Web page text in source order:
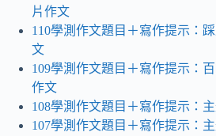
片作文
110學測作文題目＋寫作提示：
文
109學測作文題目＋寫作提示：
作文
108學測作文題目＋寫作提示：主
107學測作文題目＋寫作提示：主